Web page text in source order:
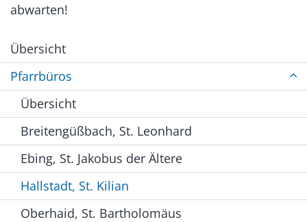
abwarten!
Übersicht
Pfarrbüros
Übersicht
Breitengüßbach, St. Leonhard
Ebing, St. Jakobus der Ältere
Hallstadt, St. Kilian
Oberhaid, St. Bartholomäus